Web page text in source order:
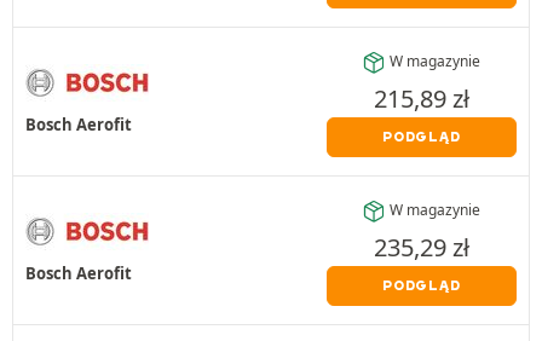
Bosch Aerofit
W magazynie
215,89zł
PODGLĄD
Bosch Aerofit
W magazynie
235,29zł
PODGLĄD